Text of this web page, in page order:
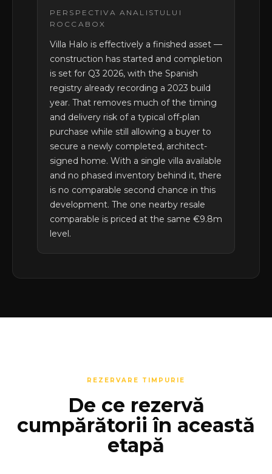
PERSPECTIVA ANALISTULUI
ROCCABOX
Villa Halo is effectively a finished asset —
construction has started and completion
is set for Q3 2026, with the Spanish
registry already recording a 2023 build
year. That removes much of the timing
and delivery risk of a typical off-plan
purchase while still allowing a buyer to
secure a newly completed, architect-
signed home. With a single villa available
and no phased inventory behind it, there
is no comparable second chance in this
development. The one nearby resale
comparable is priced at the same €9.8m
level.
REZERVARE TIMPURIE
De ce rezervă
cumpărătorii în această
etapă